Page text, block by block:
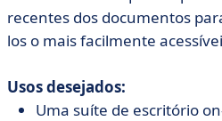
recentes dos documentos
los o mais facilmente
Usos desejados:
Uma suíte de escritório